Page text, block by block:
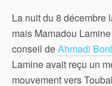
La nuit du 8 décembre
mais Mamadou
conseil deAhmadi
Lamine avait reçu un
mouvement vers